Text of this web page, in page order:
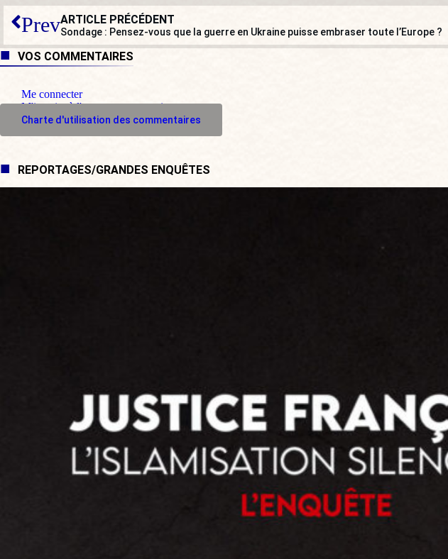
PrevARTICLE PRÉCÉDENT
Sondage : Pensez-vous que la guerre en Ukraine puisse embraser toute l’Europe ?
VOS COMMENTAIRES
Me connecter
M'inscrire à l'espace commentaire
Charte d'utilisation des commentaires
REPORTAGES/GRANDES ENQUÊTES